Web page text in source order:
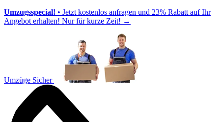
Umzugsspecial! • Jetzt kostenlos anfragen und 23% Rabatt auf Ihr
Angebot erhalten! Nur für kurze Zeit! →
Umzüge Sicher